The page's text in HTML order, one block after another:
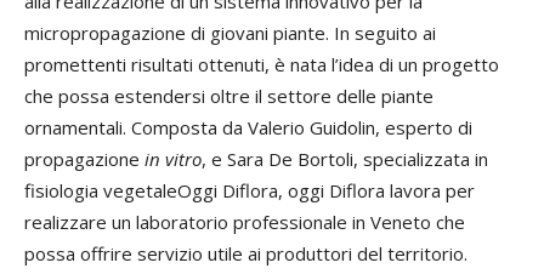
micropropagazione di giovani piante. In seguito ai
promettenti risultati ottenuti, è nata l’idea di un progetto
che possa estendersi oltre il settore delle piante
ornamentali. Composta da Valerio Guidolin, esperto di
propagazione in vitro, e Sara De Bortoli, specializzata in
fisiologia vegetaleOggi Diflora, oggi Diflora lavora per
realizzare un laboratorio professionale in Veneto che
possa offrire servizio utile ai produttori del territorio.